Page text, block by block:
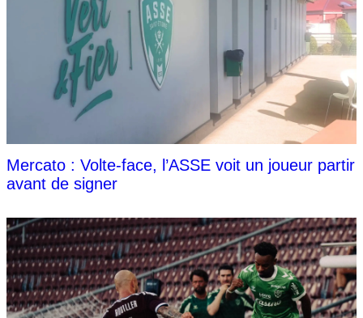
Mercato : Volte-face, l’ASSE voit un joueur partir
avant de signer